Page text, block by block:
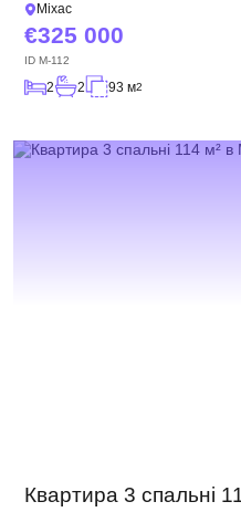
Міхас
325 000
ID M-112
2 2 93 м2
Квартира 3 спальні